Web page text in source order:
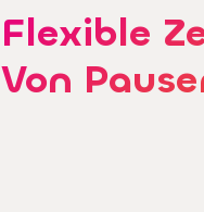
Flexible
Von